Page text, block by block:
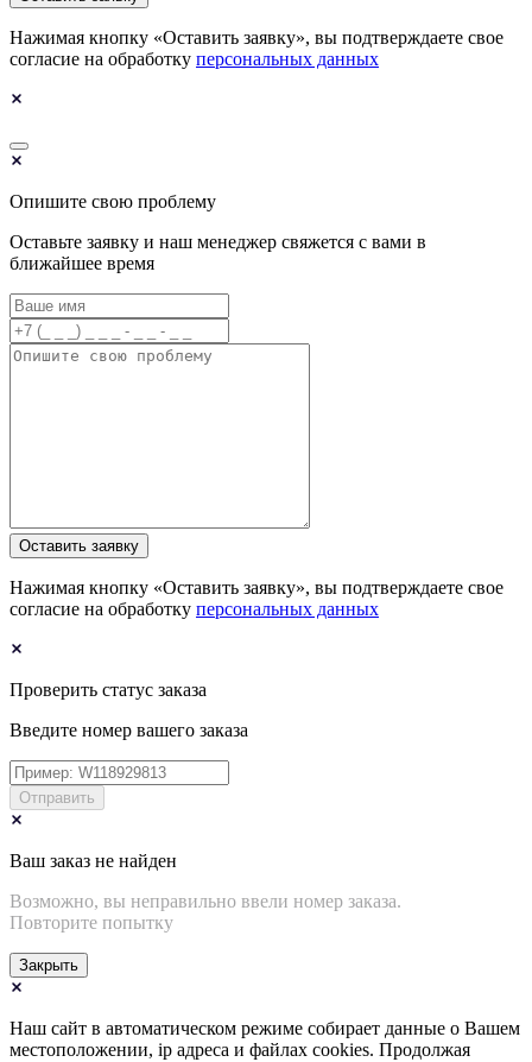
Нажимая кнопку «Оставить заявку», вы подтверждаете свое
согласие на обработку персональных данных
Опишите свою проблему
Оставьте заявку и наш менеджер свяжется с вами в
ближайшее время
Оставить заявку
Нажимая кнопку «Оставить заявку», вы подтверждаете свое
согласие на обработку персональных данных
Проверить статус заказа
Введите номер вашего заказа
Отправить
Ваш заказ не найден
Возможно, вы неправильно ввели номер заказа.
Повторите попытку
Закрыть
Наш сайт в автоматическом режиме собирает данные о Вашем
местоположении, ip адреса и файлах cookies. Продолжая